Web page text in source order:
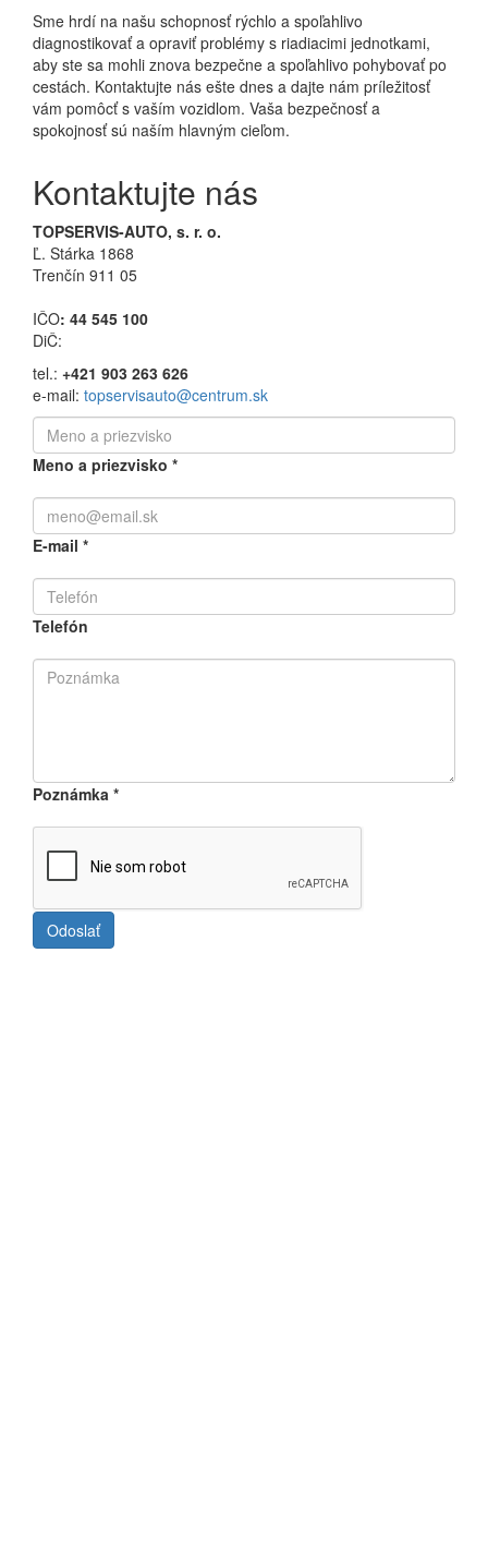
Sme hrdí na našu schopnosť rýchlo a spoľahlivo
diagnostikovať a opraviť problémy s riadiacimi jednotkami,
aby ste sa mohli znova bezpečne a spoľahlivo pohybovať po
cestách. Kontaktujte nás ešte dnes a dajte nám príležitosť
vám pomôcť s vaším vozidlom. Vaša bezpečnosť a
spokojnosť sú naším hlavným cieľom.
Kontaktujte nás
TOPSERVIS-AUTO, s. r. o.
Ľ. Stárka 1868
Trenčín 911 05
IČO: 44 545 100
DiČ:
tel.: +421 903 263 626
e-mail: topservisauto@centrum.sk
Meno a priezvisko *
E-mail *
Telefón
Poznámka *
Odoslať